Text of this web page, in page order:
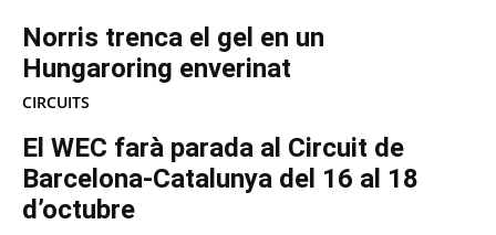
Norris trenca el gel en un
Hungaroring enverinat
CIRCUITS
El WEC farà parada al Circuit de
Barcelona-Catalunya del 16 al 18
d’octubre